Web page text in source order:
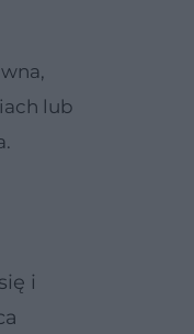
lub
i